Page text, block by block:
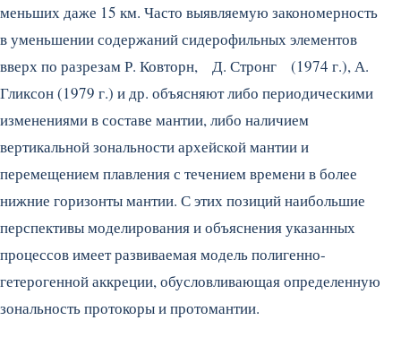
меньших даже 15 км. Часто выявляемую закономерность
в уменьшении содержаний сидерофильных элементов
вверх по разрезам Р. Ковторн, Д. Стронг (1974 г.), А.
Гликсон (1979 г.) и др. объясняют либо периодическими
изменениями в составе мантии, либо наличием
вертикальной зональности архейской мантии и
перемещением плавления с течением времени в более
нижние горизонты мантии. С этих позиций наибольшие
перспективы моделирования и объяснения указанных
процессов имеет развиваемая модель полигенно-
гетерогенной аккреции, обусловливающая определенную
зональность протокоры и протомантии.